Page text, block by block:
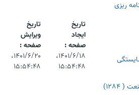
ریزی
١٢٨٤)
تاریخ
ایجاد
صفحه :
۱۴۰۱/۶/۱۸،‏
۱۵:۵۴:۴۸
تاریخ
ویرایش
صفحه :
۱۴۰۱/۶/۲۰،‏
۱۵:۵۴:۴۸